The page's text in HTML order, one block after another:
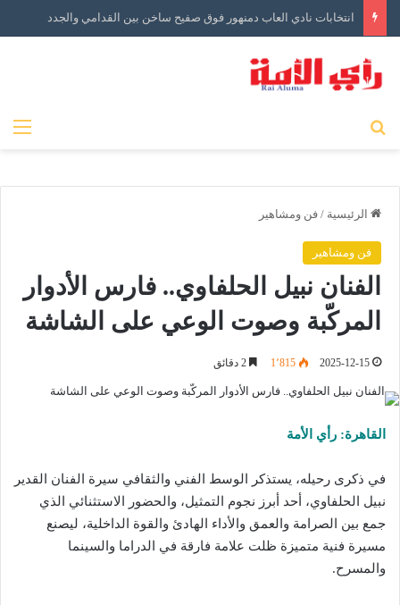
انتخابات نادي العاب دمنهور فوق صفيح ساخن بين القدامي والجدد
الرئيسية / فن ومشاهير
فن ومشاهير
الفنان نبيل الحلفاوي.. فارس الأدوار
المركّبة وصوت الوعي على الشاشة
2025-12-15 1٬815
القاهرة: رأي الأمة
في ذكرى رحيله، يستذكر الوسط الفني والثقافي سيرة الفنان القدير
نبيل الحلفاوي، أحد أبرز نجوم التمثيل، والحضور الاستثنائي الذي
جمع بين الصرامة والعمق والأداء الهادئ والقوة الداخلية، ليصنع
مسيرة فنية متميزة ظلت علامة فارقة في الدراما والسينما
والمسرح.